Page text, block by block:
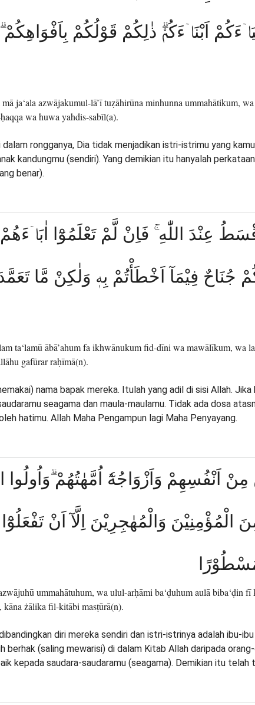
اَبْنَاۤءَكُمْۗ ذٰلِكُمْ قَوْلُكُمْ
ja‘ala azwājakumul-lā’ī tuẓāhirūna minhunna ummahātikum, wa
wa huwa yahdis-sabīl(a).
rongganya, Dia tidak menjadikan istri-istrimu yang
kandungmu (sendiri). Yang demikian itu hanyalah
benar).
عِنْدَ اللّٰهِ ۚ فَاِنْ لَّمْ تَعْلَمُوْٓا
جُنَاحٌ فِيْمَآ اَخْطَأْتُمْ بِهٖ وَلٰكِنْ مَّا
ta‘lamū ābā’ahum fa ikhwānukum fid-dīni wa mawālīkum, wa
gafūrar raḥīmā(n).
nama bapak mereka. Itulah yang adil di sisi Allah.
seagama dan maula-maulamu. Tidak ada dosa
hatimu. Allah Maha Pengampun lagi Maha Penyayang.
مِنْ اَنْفُسِهِمْ وَاَزْوَاجُهٗٓ اُمَّهٰتُهُمْ
وَالْمُهٰجِرِيْنَ اِلَّآ اَنْ
ummahātuhum, wa ulul-arḥāmi ba‘ḍuhum aulā biba‘ḍin
kāna żālika fil-kitābi masṭūrā(n).
diri mereka sendiri dan istri-istrinya adalah ibu-
berhak (saling mewarisi) di dalam Kitab Allah daripada
kepada saudara-saudaramu (seagama). Demikian itu